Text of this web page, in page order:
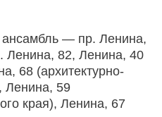
— пр. Ленина,
Ленина, 82, Ленина, 40
68 (архитектурно-
Ленина, 59
края), Ленина, 67